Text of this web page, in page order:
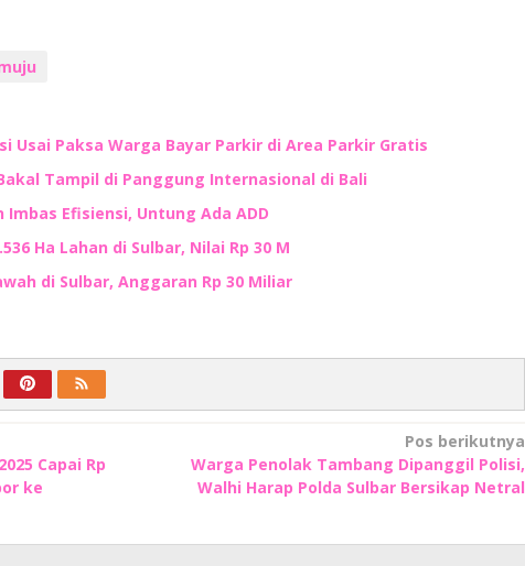
Usai Paksa Warga Bayar Parkir di Area Parkir Gratis
Tampil di Panggung Internasional di Bali
Efisiensi, Untung Ada ADD
Ha Lahan di Sulbar, Nilai Rp 30 M
di Sulbar, Anggaran Rp 30 Miliar
Capai Rp
ke
Pos berikutnya
Warga Penolak Tambang Dipanggil Polisi,
Walhi Harap Polda Sulbar Bersikap Netral